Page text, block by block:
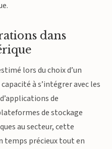
dans
lors du choix d’un
à s’intégrer avec les
de
de stockage
au secteur, cette
précieux tout en